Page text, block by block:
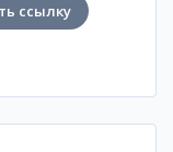
ссылку